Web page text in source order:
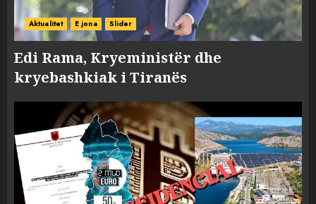
Aktualitet E jona Slider
Edi Rama, Kryeministër dhe
kryebashkiak i Tiranës